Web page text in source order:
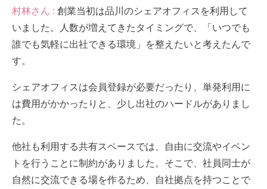
村林さん : 創業当初は品川のシェアオフィスを利用して
いました。人数が増えてきたタイミングで、「いつでも
誰でも気軽に出社できる環境」を整えたいと考えたんで
す。
シェアオフィスは会員登録が必要だったり、単発利用に
は費用がかかったりと、少し出社のハードルがありまし
た。
他社も利用する共有スペースでは、自由に交流やイベン
トを行うことに制約がありました。そこで、社員同士が
自然に交流できる場を作るため、自社拠点を持つことで